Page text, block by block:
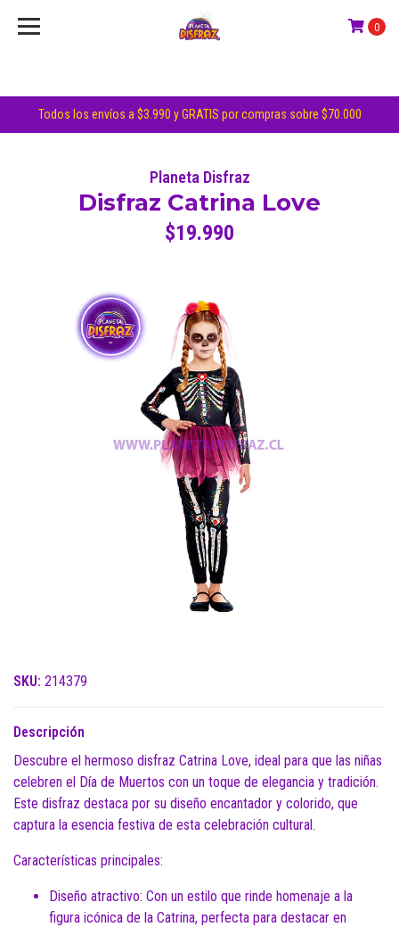
Todos los envíos a $3.990 y GRATIS por compras sobre $70.000
0
Planeta Disfraz
Disfraz Catrina Love
$19.990
SKU: 214379
Descripción
Descubre el hermoso disfraz Catrina Love, ideal para que las niñas
celebren el Día de Muertos con un toque de elegancia y tradición.
Este disfraz destaca por su diseño encantador y colorido, que
captura la esencia festiva de esta celebración cultural.
Características principales:
Diseño atractivo: Con un estilo que rinde homenaje a la
figura icónica de la Catrina, perfecta para destacar en